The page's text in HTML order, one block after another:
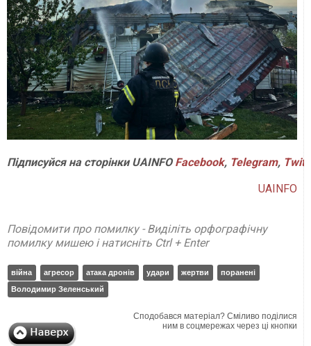
ПідписуйсянасторінкиUAINFO Facebook, Telegram,
UAINFO
Повідомити про помилку - Виділіть орфографічну
помилку мишею і натисніть Ctrl + Enter
війна агресор атака дронів удари жертви
поранені
Володимир Зеленський
Сподобався матеріал? Сміливо поділися
ним в соцмережах через ці кнопки